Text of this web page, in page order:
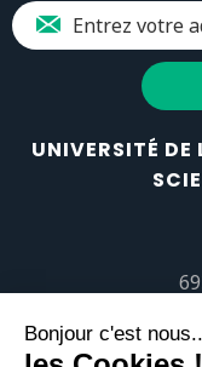
UNIVERSITÉ
Tél.